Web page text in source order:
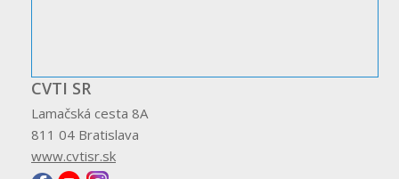
CVTI SR
Lamačská cesta 8A
811 04 Bratislava
www.cvtisr.sk